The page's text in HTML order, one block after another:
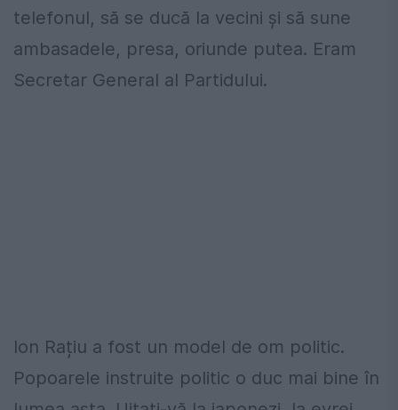
telefonul, să se ducă la vecini și să sune
ambasadele, presa, oriunde putea. Eram
Secretar General al Partidului.
Ion Rațiu a fost un model de om politic.
Popoarele instruite politic o duc mai bine în